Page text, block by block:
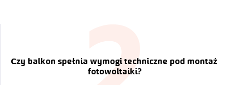
Czy balkon spełnia wymogi techniczne pod montaż
fotowoltaiki?